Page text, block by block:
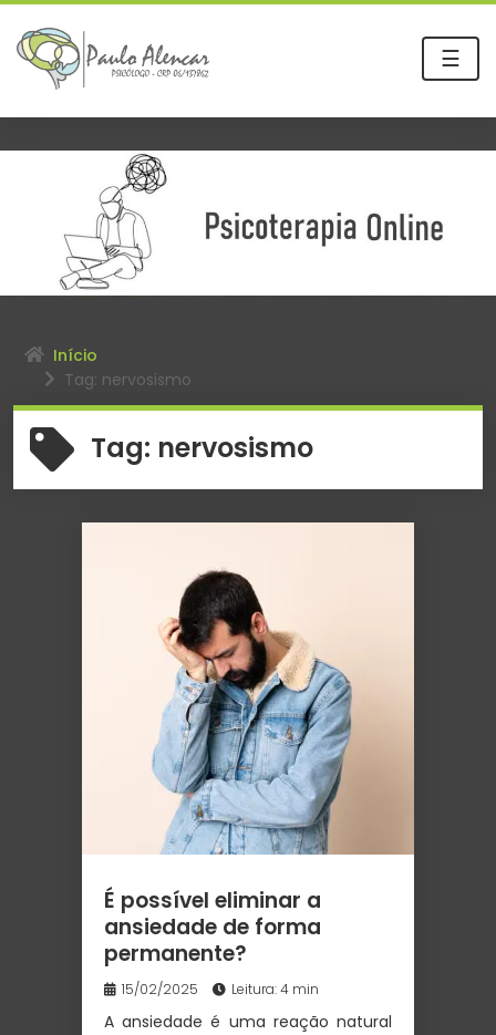
☰
Início
Tag: nervosismo
Tag: nervosismo
É possível eliminar a
ansiedade de forma
permanente?
15/02/2025 Leitura: 4 min
A ansiedade é uma reação natural